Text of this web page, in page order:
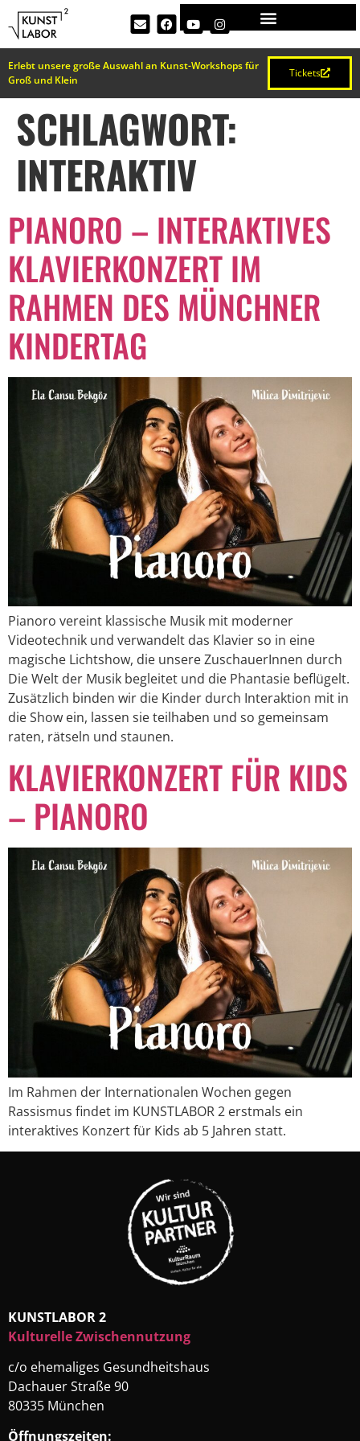
Erlebt unsere große Auswahl an Kunst-Workshops für
Groß und Klein
Tickets
SCHLAGWORT:
INTERAKTIV
PIANORO – INTERAKTIVES
KLAVIERKONZERT IM
RAHMEN DES MÜNCHNER
KINDERTAG
Pianoro vereint klassische Musik mit moderner
Videotechnik und verwandelt das Klavier so in eine
magische Lichtshow, die unsere ZuschauerInnen durch
Die Welt der Musik begleitet und die Phantasie beflügelt.
Zusätzlich binden wir die Kinder durch Interaktion mit in
die Show ein, lassen sie teilhaben und so gemeinsam
raten, rätseln und staunen.
KLAVIERKONZERT FÜR KIDS
– PIANORO
Im Rahmen der Internationalen Wochen gegen
Rassismus findet im KUNSTLABOR 2 erstmals ein
interaktives Konzert für Kids ab 5 Jahren statt.
KUNSTLABOR 2
Kulturelle Zwischennutzung
c/o ehemaliges Gesundheitshaus
Dachauer Straße 90
80335 München
Öffnungszeiten: